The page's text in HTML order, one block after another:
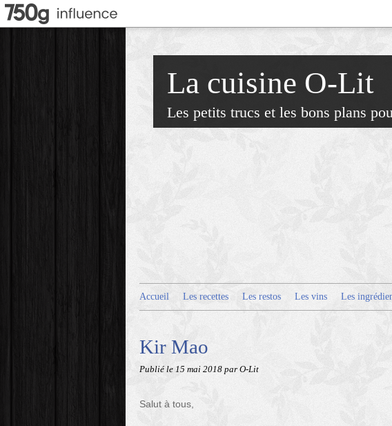
La cuisine O-Lit
Les petits trucs et les bons plans
Accueil Les recettes Les restos Les vins Les
Kir Mao
Publié le 15 mai 2018 par O-Lit
Salut à tous,